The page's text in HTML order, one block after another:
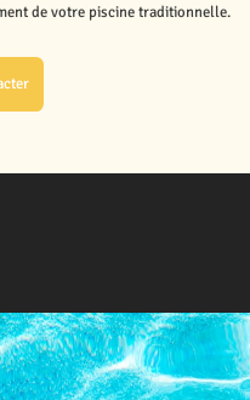
de votre piscine traditionnelle.